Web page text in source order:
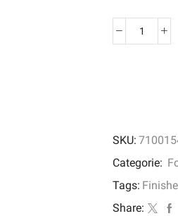
cereale
lemn,
WG-
SKU:
Categorie:
Tags:
Share: